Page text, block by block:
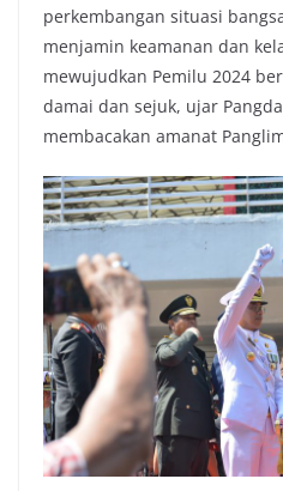
perkembangan situasi
menjamin keamanan dan
mewujudkan Pemilu 2024
damai dan sejuk, ujar
membacakan amanat